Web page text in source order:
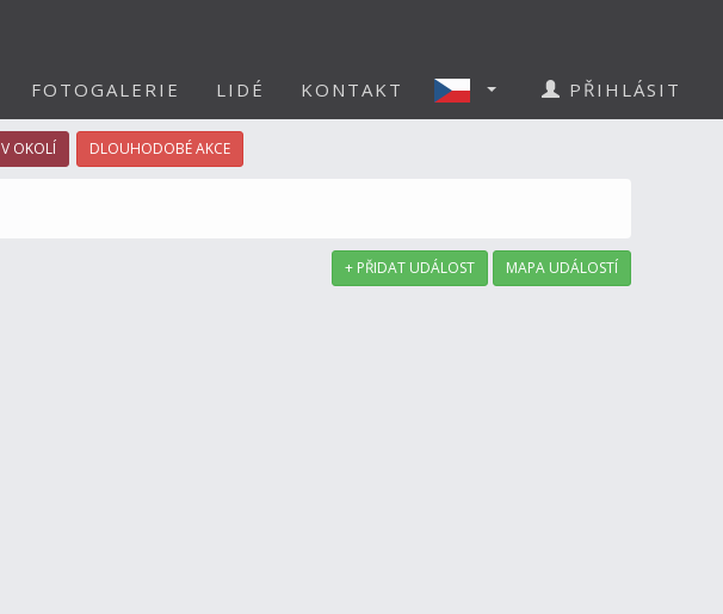
FOTOGALERIE LIDÉ KONTAKT PŘIHLÁSIT
V OKOLÍ DLOUHODOBÉ AKCE
+ PŘIDAT UDÁLOST MAPA UDÁLOSTÍ